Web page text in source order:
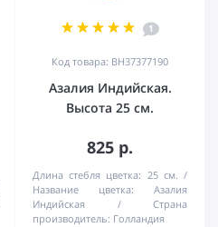
1
Код товара: BH37377190
Азалия Индийская.
Высота 25 см.
825 р.
Длина стебля цветка: 25 см.
Название цветка:
Азалия
Индийская
Страна
производитель: Голландия